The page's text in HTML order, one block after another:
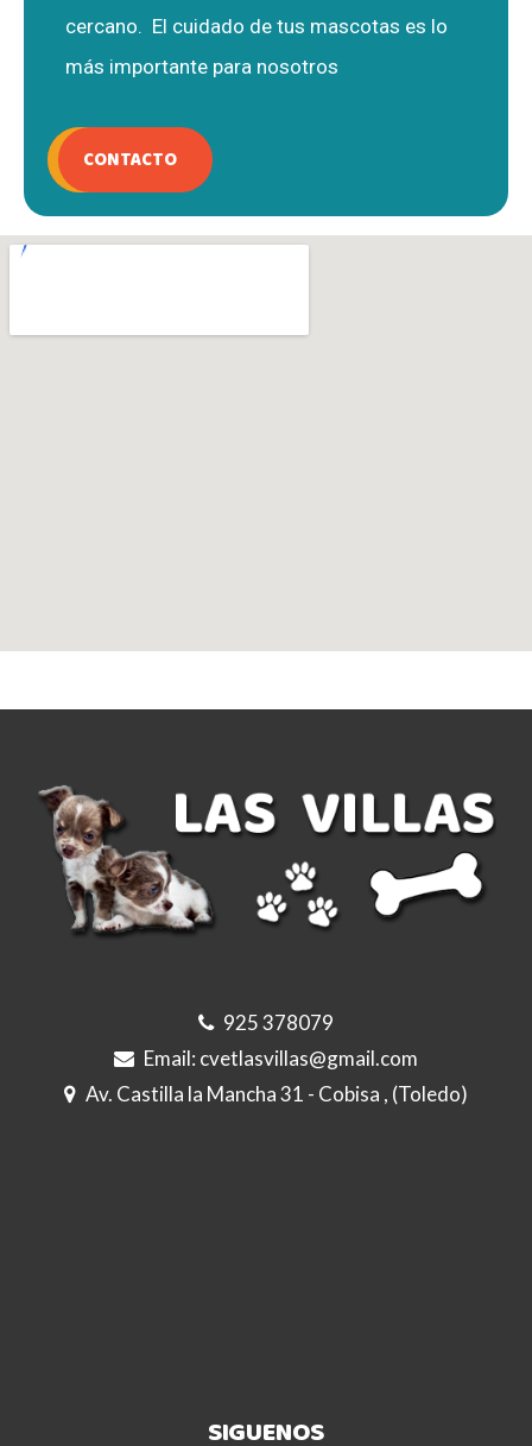
cercano. El cuidado de tus mascotas es lo
más importante para nosotros
CONTACTO
925 378079
Email: cvetlasvillas@gmail.com
Av. Castilla la Mancha 31 - Cobisa , (Toledo)
SIGUENOS